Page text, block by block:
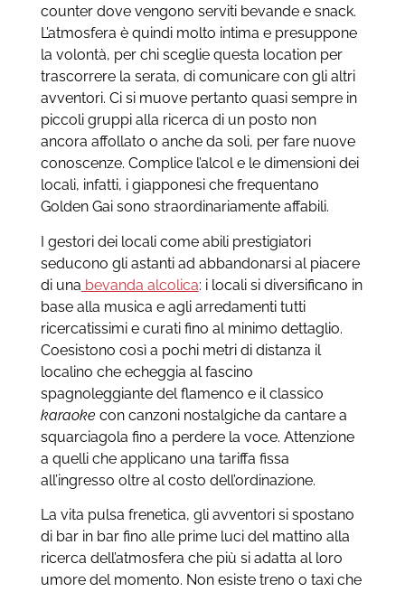
counter dove vengono serviti bevande e snack.
L’atmosfera è quindi molto intima e presuppone
la volontà, per chi sceglie questa location per
trascorrere la serata, di comunicare con gli altri
avventori. Ci si muove pertanto quasi sempre in
piccoli gruppi alla ricerca di un posto non
ancora affollato o anche da soli, per fare nuove
conoscenze. Complice l’alcol e le dimensioni dei
locali, infatti, i giapponesi che frequentano
Golden Gai sono straordinariamente affabili.
I gestori dei locali come abili prestigiatori
seducono gli astanti ad abbandonarsi al piacere
di una bevanda alcolica: i locali si diversificano in
base alla musica e agli arredamenti tutti
ricercatissimi e curati fino al minimo dettaglio.
Coesistono così a pochi metri di distanza il
localino che echeggia al fascino
spagnoleggiante del flamenco e il classico
karaoke con canzoni nostalgiche da cantare a
squarciagola fino a perdere la voce. Attenzione
a quelli che applicano una tariffa fissa
all’ingresso oltre al costo dell’ordinazione.
La vita pulsa frenetica, gli avventori si spostano
di bar in bar fino alle prime luci del mattino alla
ricerca dell’atmosfera che più si adatta al loro
umore del momento. Non esiste treno o taxi che